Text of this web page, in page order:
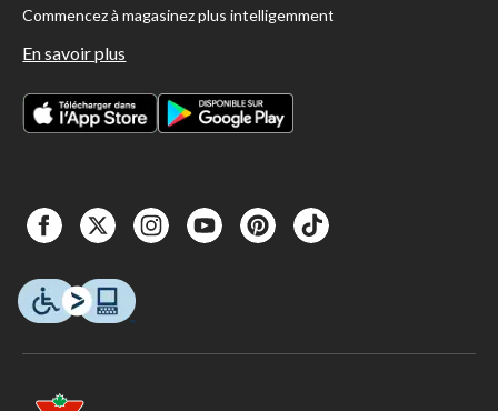
Commencez à magasinez plus intelligemment
En savoir plus